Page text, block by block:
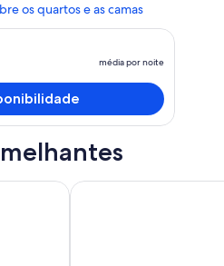
os quartos e as camas
O
é
de
noite
média por noite
Piscina AquecívelVilla Albert, Pool,